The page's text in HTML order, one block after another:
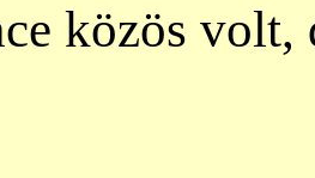
közös volt,